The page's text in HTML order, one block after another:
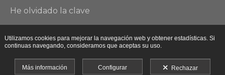
He olvidado la clave
Utilizamos cookies para mejorar la navegación web y obtener estadísticas. Si
continuas navegando, consideramos que aceptas su uso.
Más información Configurar Rechazar